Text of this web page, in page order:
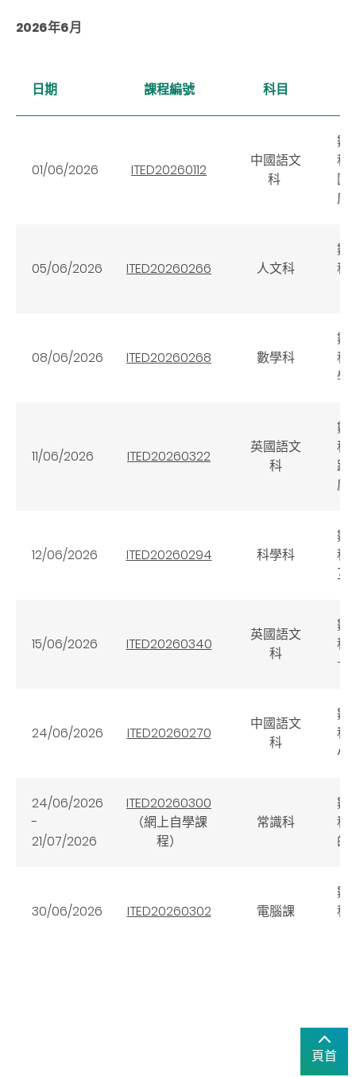
2026年6月
日期 課程編號 科目
01/06/2026 ITED20260112
中國語文
科
數
科
國
度
05/06/2026 ITED20260266 人文科
數
科
08/06/2026 ITED20260268 數學科
數
科
學
11/06/2026 ITED20260322
英國語文
科
數
科
踐
度
12/06/2026 ITED20260294 科學科
數
科
互
15/06/2026 ITED20260340
英國語文
科
數
科
—
24/06/2026 ITED20260270
中國語文
科
數
科
小
24/06/2026
-
21/07/2026
ITED20260300
（網上自學課
程）
常識科
數
科
的
30/06/2026 ITED20260302 電腦課
數
科
頁首